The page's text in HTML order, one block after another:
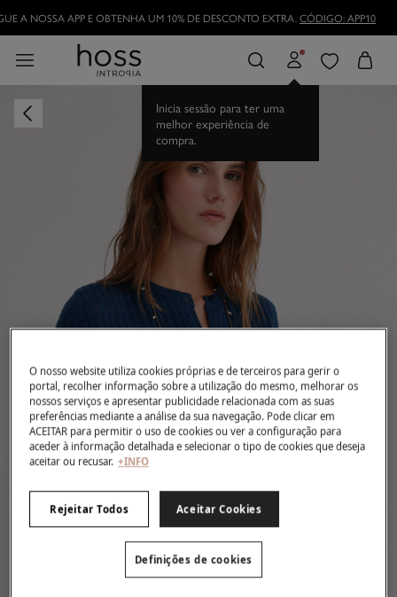
A NOSSA APP E OBTENHA UM 10% DE DESCONTO EXTRA.CÓDIGO: APP10
Inicia sessão para ter uma
melhor experiência de
compra.
O nosso website utiliza cookies próprias e de terceiros para gerir o
portal, recolher informação sobre a utilização do mesmo, melhorar os
nossos serviços e apresentar publicidade relacionada com as suas
preferências mediante a análise da sua navegação. Pode clicar em
ACEITAR para permitir o uso de cookies ou ver a configuração para
aceder à informação detalhada e selecionar o tipo de cookies que deseja
aceitar ou recusar. +INFO
Rejeitar Todos Aceitar Cookies
Definições de cookies